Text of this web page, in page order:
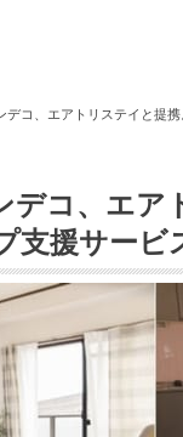
デコ、エアトリステイと提
デコ、エア
支援サービ